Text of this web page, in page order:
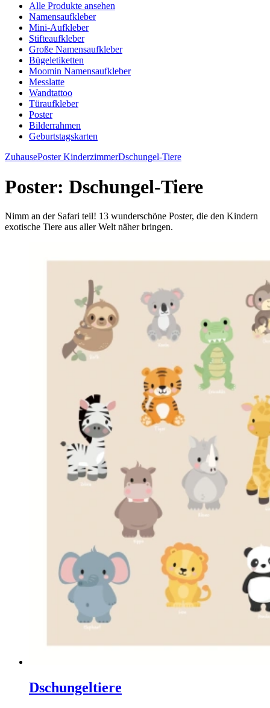
Alle Produkte ansehen
Namensaufkleber
Mini-Aufkleber
Stifteaufkleber
Große Namensaufkleber
Bügeletiketten
Moomin Namensaufkleber
Messlatte
Wandtattoo
Türaufkleber
Poster
Bilderrahmen
Geburtstagskarten
ZuhausePoster KinderzimmerDschungel-Tiere
Poster: Dschungel-Tiere
Nimm an der Safari teil! 13 wunderschöne Poster, die den Kindern
exotische Tiere aus aller Welt näher bringen.
Dschungeltiere